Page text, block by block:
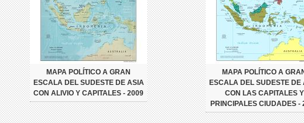
MAPA POLÍTICO A GRAN
ESCALA DEL SUDESTE DE ASIA
CON ALIVIO Y CAPITALES - 2009
MAPA POLÍTICO A
ESCALA DEL SUDESTE DE
CON LAS CAPITALES Y
PRINCIPALES CIUDADES -